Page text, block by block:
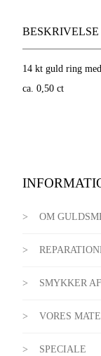
BESKRIVELSE
14 kt guld ring
ca. 0,50 ct
OM
SMYKKER
VORES
SPECIALE